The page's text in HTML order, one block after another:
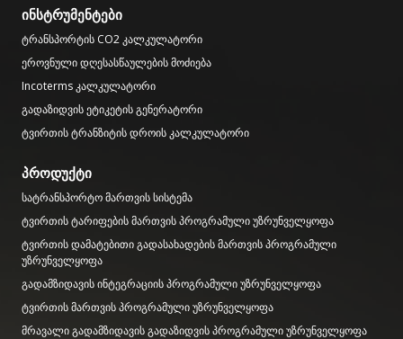
ინსტრუმენტები
ტრანსპორტის CO2 კალკულატორი
ეროვნული დღესასწაულების მოძიება
Incoterms კალკულატორი
გადაზიდვის ეტიკეტის გენერატორი
ტვირთის ტრანზიტის დროის კალკულატორი
პროდუქტი
სატრანსპორტო მართვის სისტემა
ტვირთის ტარიფების მართვის პროგრამული უზრუნველყოფა
ტვირთის დამატებითი გადასახადების მართვის პროგრამული
უზრუნველყოფა
გადამზიდავის ინტეგრაციის პროგრამული უზრუნველყოფა
ტვირთის მართვის პროგრამული უზრუნველყოფა
მრავალი გადამზიდავის გადაზიდვის პროგრამული უზრუნველყოფა